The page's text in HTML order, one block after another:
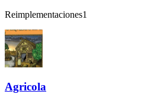
Reimplementaciones1
Agricola